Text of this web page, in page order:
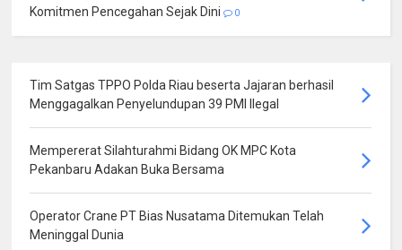
Komitmen Pencegahan Sejak Dini
0
Tim Satgas TPPO Polda Riau beserta Jajaran berhasil
Menggagalkan Penyelundupan 39 PMI Ilegal
Mempererat Silahturahmi Bidang OK MPC Kota
Pekanbaru Adakan Buka Bersama
Operator Crane PT Bias Nusatama Ditemukan Telah
Meninggal Dunia